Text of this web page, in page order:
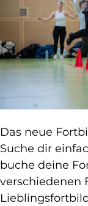
Das neue
Suche dir
buche deine
verschiedenen